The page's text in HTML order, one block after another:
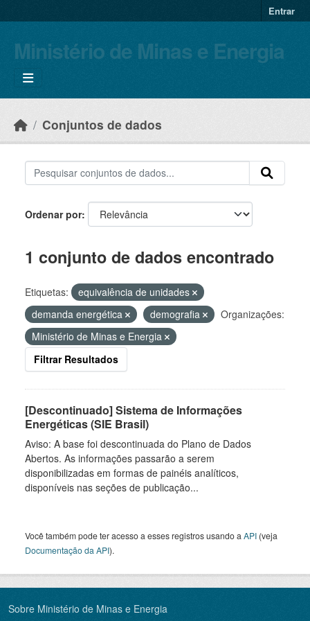
Entrar
Ministério de Minas e Energia
Conjuntos de dados
Ordenar por
1 conjunto de dados encontrado
Etiquetas:
equivalência de unidades
demanda energética
demografia
Organizações:
Ministério de Minas e Energia
Filtrar Resultados
[Descontinuado] Sistema de Informações
Energéticas (SIE Brasil)
Aviso: A base foi descontinuada do Plano de Dados
Abertos. As informações passarão a serem
disponibilizadas em formas de painéis analíticos,
disponíveis nas seções de publicação...
Você também pode ter acesso a esses registros usando a API (veja
Documentação da API).
Sobre Ministério de Minas e Energia